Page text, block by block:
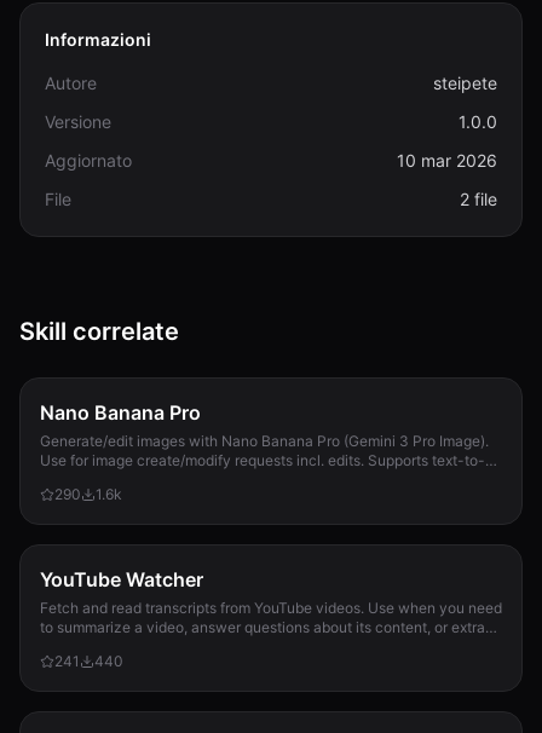
Informazioni
Autore
steipete
Versione
1.0.0
Aggiornato
10 mar 2026
File
2 file
Skill correlate
Nano Banana Pro
Generate/edit images with Nano Banana Pro (Gemini 3 Pro Image).
Use for image create/modify requests incl. edits. Supports text-to-
290
1.6k
YouTube Watcher
Fetch and read transcripts from YouTube videos. Use when you need
to summarize a video, answer questions about its content, or extract
241
440